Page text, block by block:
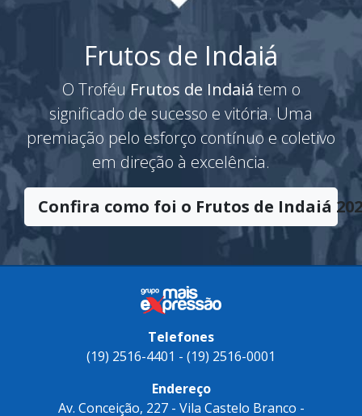
Frutos de Indaiá
O Troféu Frutos de Indaiá tem o
significado de sucesso e vitória. Uma
premiação pelo esforço contínuo e coletivo
em direção à excelência.
Confira como foi o Frutos de Indaiá
Telefones
(19) 2516-4401 - (19) 2516-0001
Endereço